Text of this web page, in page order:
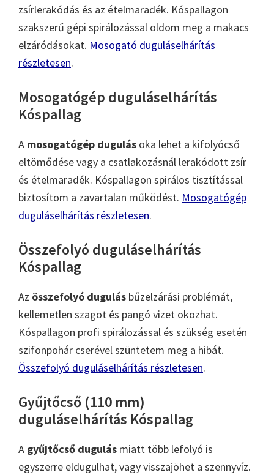
zsírlerakódás és az ételmaradék. Kóspallagon
szakszerű gépi spirálozással oldom meg a makacs
elzáródásokat. Mosogató duguláselhárítás
részletesen.
Mosogatógép duguláselhárítás
Kóspallag
A mosogatógép dugulás oka lehet a kifolyócső
eltömődése vagy a csatlakozásnál lerakódott zsír
és ételmaradék. Kóspallagon spirálos tisztítással
biztosítom a zavartalan működést. Mosogatógép
duguláselhárítás részletesen.
Összefolyó duguláselhárítás
Kóspallag
Az összefolyó dugulás bűzelzárási problémát,
kellemetlen szagot és pangó vizet okozhat.
Kóspallagon profi spirálozással és szükség esetén
szifonpohár cserével szüntetem meg a hibát.
Összefolyó duguláselhárítás részletesen.
Gyűjtőcső (110 mm)
duguláselhárítás Kóspallag
A gyűjtőcső dugulás miatt több lefolyó is
egyszerre eldugulhat, vagy visszajöhet a szennyvíz.